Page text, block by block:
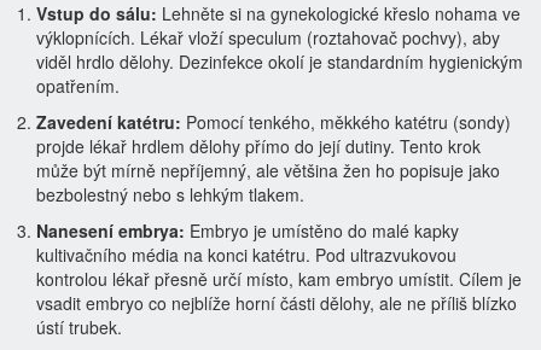
Vstup do sálu: Lehněte si na gynekologické křeslo nohama ve
výklopnících. Lékař vloží speculum (roztahovač pochvy), aby
viděl hrdlo dělohy. Dezinfekce okolí je standardním hygienickým
opatřením.
Zavedení katétru: Pomocí tenkého, měkkého katétru (sondy)
projde lékař hrdlem dělohy přímo do její dutiny. Tento krok
může být mírně nepříjemný, ale většina žen ho popisuje jako
bezbolestný nebo s lehkým tlakem.
Nanesení embrya: Embryo je umístěno do malé kapky
kultivačního média na konci katétru. Pod ultrazvukovou
kontrolou lékař přesně určí místo, kam embryo umístit. Cílem je
vsadit embryo co nejblíže horní části dělohy, ale ne příliš blízko
ústí trubek.